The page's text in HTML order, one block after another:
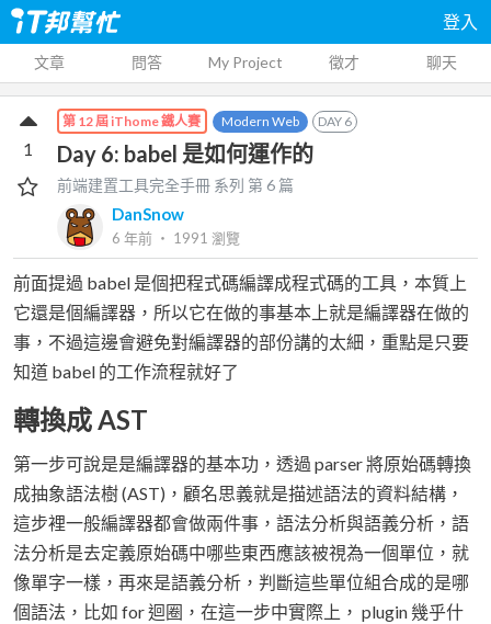
登入
文章 問答 My Project 徵才 聊天
第 12 屆 iThome 鐵人賽 Modern Web DAY 6
Day 6: babel 是如何運作的
前端建置工具完全手冊 系列 第6 篇
DanSnow
6 年前 ‧ 1991 瀏覽
1
前面提過 babel 是個把程式碼編譯成程式碼的工具，本質上
它還是個編譯器，所以它在做的事基本上就是編譯器在做的
事，不過這邊會避免對編譯器的部份講的太細，重點是只要
知道 babel 的工作流程就好了
轉換成 AST
第一步可說是是編譯器的基本功，透過 parser 將原始碼轉換
成抽象語法樹 (AST)，顧名思義就是描述語法的資料結構，
這步裡一般編譯器都會做兩件事，語法分析與語義分析，語
法分析是去定義原始碼中哪些東西應該被視為一個單位，就
像單字一樣，再來是語義分析，判斷這些單位組合成的是哪
個語法，比如 for 迴圈，在這一步中實際上， plugin 幾乎什